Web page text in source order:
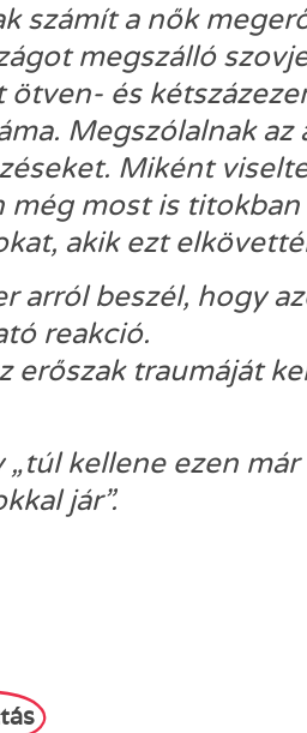
számít a nők
megszálló
és
Megszólalnak az
Miként
még most is
akik ezt
arról beszél, hogy
reakció.
erőszak traumáját
kellene ezen már
jár”.